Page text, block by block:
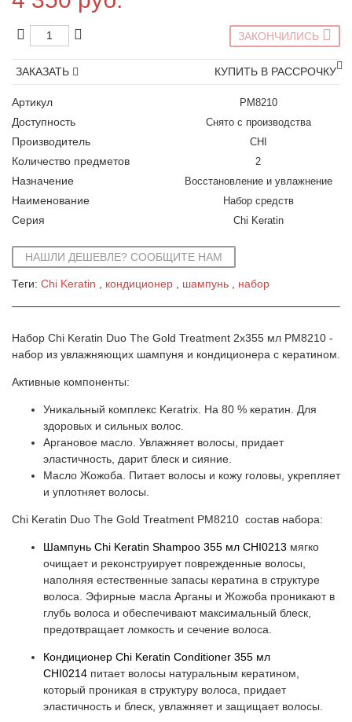
ЗАКОНЧИЛИСЬ
ЗАКАЗАТЬ КУПИТЬ В РАССРОЧКУ
Артикул PM8210
Доступность Снято с производства
Производитель CHI
Количество предметов 2
Назначение Восстановление и увлажнение
Наименование Набор средств
Серия Chi Keratin
НАШЛИ ДЕШЕВЛЕ? СООБЩИТЕ НАМ
Теги: Chi Keratin кондиционер шампунь набор
Набор Chi Keratin Duo The Gold Treatment 2x355 мл PM8210 -
набор из увлажняющих шампуня и кондиционера с кератином.
Активные компоненты:
Уникальный комплекс Keratrix. На 80 % кератин. Для
здоровых и сильных волос.
Аргановое масло. Увлажняет волосы, придает
эластичность, дарит блеск и сияние.
Масло Жожоба. Питает волосы и кожу головы, укрепляет
и уплотняет волосы.
Chi Keratin Duo The Gold Treatment PM8210 cостав набора:
Шампунь Chi Keratin Shampoo 355 мл CHI0213 мягко
очищает и реконструирует поврежденные волосы,
наполняя естественные запасы кератина в структуре
волоса. Эфирные масла Арганы и Жожоба проникают в
глубь волоса и обеспечивают максимальный блеск,
предотвращает ломкость и сечение волоса.
Кондиционер Chi Keratin Conditioner 355 мл
CHI0214 питает волосы натуральным кератином,
который проникая в структуру волоса, придает
эластичность и блеск, увлажняет и защищает волосы.